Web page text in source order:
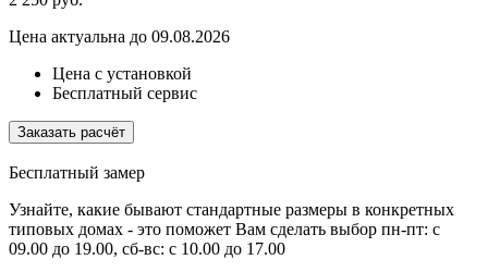
Цена актуальна до 09.08.2026
Цена с установкой
Бесплатный сервис
Заказать расчёт
Бесплатный замер
Узнайте, какие бывают стандартные размеры в конкретных
типовых домах - это поможет Вам сделать выбор пн-пт: с
09.00 до 19.00, сб-вс: с 10.00 до 17.00